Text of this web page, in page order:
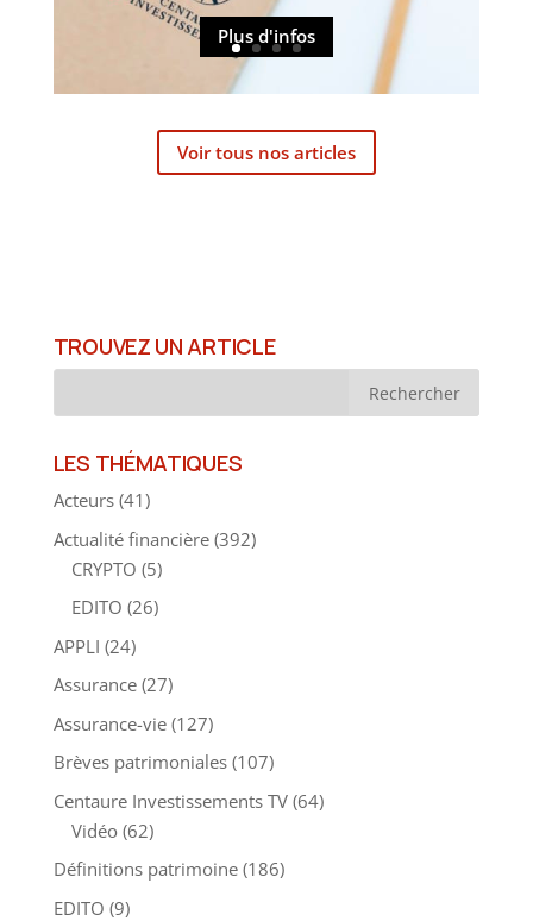
Plus d'infos
Voir tous nos articles
TROUVEZ UN ARTICLE
LES THÉMATIQUES
Acteurs(41)
Actualité financière(392)
CRYPTO (5)
EDITO (26)
APPLI (24)
Assurance(27)
Assurance-vie(127)
Brèves patrimoniales(107)
Centaure Investissements TV(64)
Vidéo(62)
Définitions patrimoine(186)
EDITO (9)